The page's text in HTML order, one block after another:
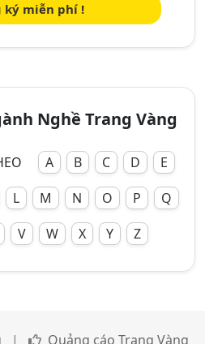
ký miễn phí !
Nghề Trang Vàng
A B C D
E
L M N O P
Q
V W X Y Z
| Quảng cáo Trang Vàng